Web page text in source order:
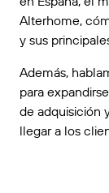
Alterhome,
y sus
Además,
para
de adquisición
llegar a los